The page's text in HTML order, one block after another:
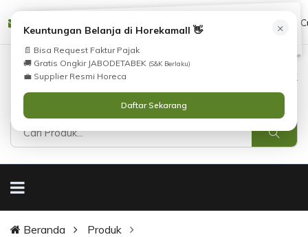
(021) 38783380 08551688000
Masuk
×
Keuntungan Belanja di Horekamall 👋
📄 Bisa Request Faktur Pajak
🚚 Gratis Ongkir JABODETABEK (S&K Berlaku)
💼 Supplier Resmi Horeca
Daftar Sekarang
Beranda
Produk
i
Silahkan lihatKatalog
Hubungi Kami